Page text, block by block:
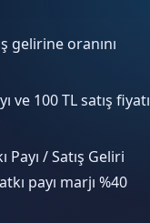
gelirine oranını
ve 100 TL satış fiyatı
Payı / Satış Geliri
payı marjı %40